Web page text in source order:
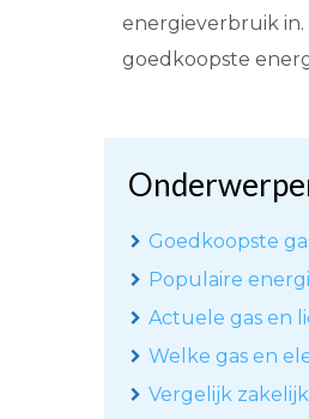
energieverbruik
goedkoopste
Goedkoopste
Populaire
Actuele gas en
Welke gas en
Vergelijk